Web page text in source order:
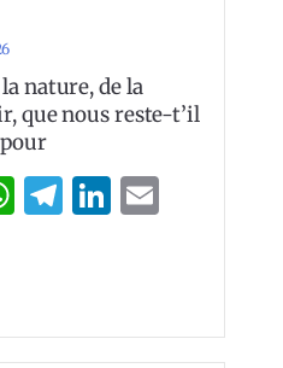
nature, de la
que nous reste-t’il
WhatsApp
Telegram
LinkedIn